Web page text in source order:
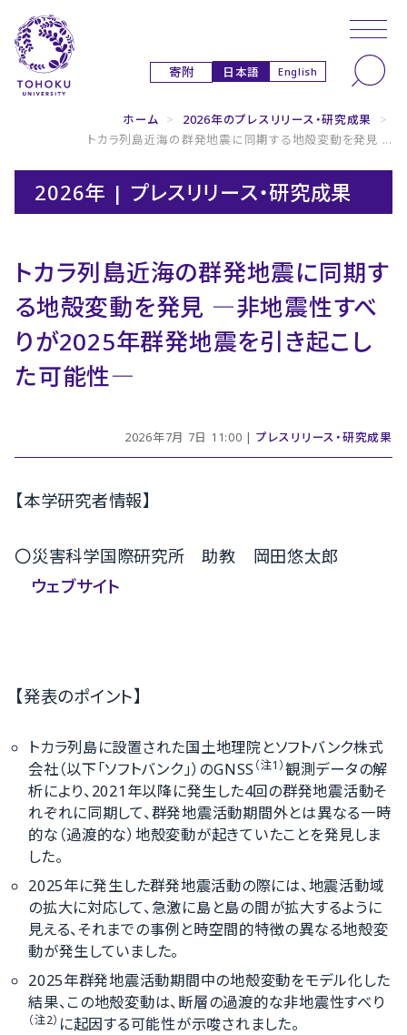
寄附 日本語 English
ホーム > 2026年のプレスリリース・研究成果
>
トカラ列島近海の群発地震に同期する地殻変動を発見 ...
2026年 | プレスリリース・研究成果
トカラ列島近海の群発地震に同期す
る地殻変動を発見 ―非地震性すべ
りが2025年群発地震を引き起こし
た可能性―
2026年7月 7日 11:00 | プレスリリース・研究成果
【本学研究者情報】
〇災害科学国際研究所 助教 岡田悠太郎
ウェブサイト
【発表のポイント】
トカラ列島に設置された国土地理院とソフトバンク株式
会社（以下「ソフトバンク」）のGNSS（注1）観測データの解
析により、2021年以降に発生した4回の群発地震活動そ
れぞれに同期して、群発地震活動期間外とは異なる一時
的な（過渡的な）地殻変動が起きていたことを発見しま
した。
2025年に発生した群発地震活動の際には、地震活動域
の拡大に対応して、急激に島と島の間が拡大するように
見える、それまでの事例と時空間的特徴の異なる地殻変
動が発生していました。
2025年群発地震活動期間中の地殻変動をモデル化した
結果、この地殻変動は、断層の過渡的な非地震性すべり
（注2） に起因する可能性が示唆されました。